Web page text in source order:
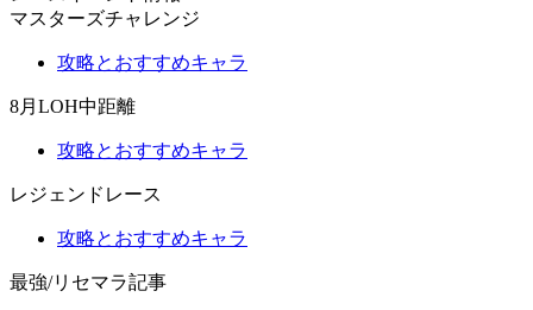
マスターズチャレンジ
攻略とおすすめキャラ
8月LOH中距離
攻略とおすすめキャラ
レジェンドレース
攻略とおすすめキャラ
最強/リセマラ記事